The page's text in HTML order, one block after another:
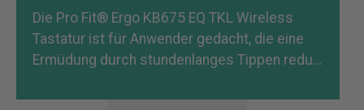
Die Pro Fit® Ergo KB675 EQ TKL Wireless
Tastatur ist für Anwender gedacht, die eine
Ermüdung durch stundenlanges Tippen redu…